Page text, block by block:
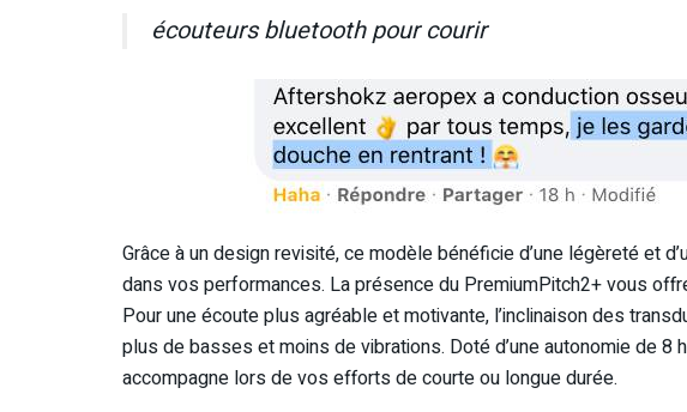
écouteurs bluetooth pour courir
Grâce à un design revisité, ce modèle bénéficie d’une légèreté et
dans vos performances. La présence du PremiumPitch2+ vous
Pour une écoute plus agréable et motivante, l’inclinaison des
plus de basses et moins de vibrations. Doté d’une autonomie de
accompagne lors de vos efforts de courte ou longue durée.